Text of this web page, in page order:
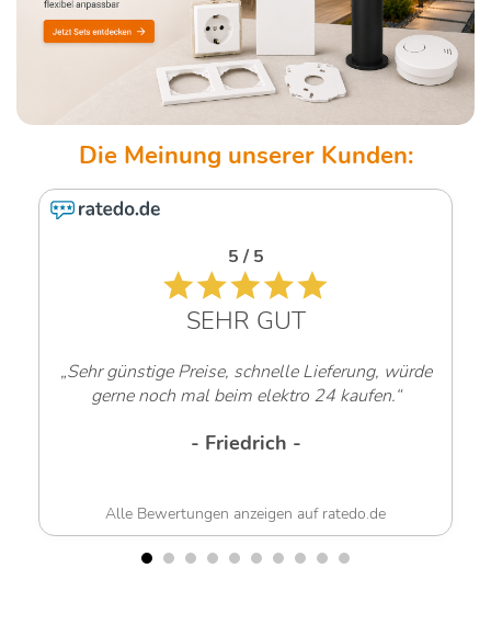
5 / 5
SEHR GUT
„Sehr günstige Preise, schnelle Lieferung, würde
gerne noch mal beim elektro 24 kaufen.“
- Friedrich -
Alle Bewertungen anzeigen auf ratedo.de